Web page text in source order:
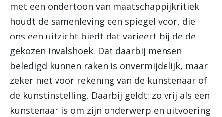
met een ondertoon van maatschappijkritiek
houdt de samenleving een spiegel voor, die
ons een uitzicht biedt dat varieert bij de de
gekozen invalshoek. Dat daarbij mensen
beledigd kunnen raken is onvermijdelijk, maar
zeker niet voor rekening van de kunstenaar of
de kunstinstelling. Daarbij geldt: zo vrij als een
kunstenaar is om zijn onderwerp en uitvoering